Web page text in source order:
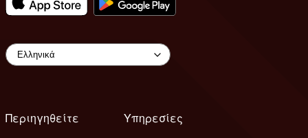
Περιηγηθείτε
Υπηρεσίες